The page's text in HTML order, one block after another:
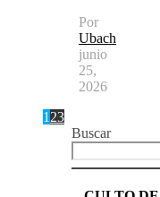
Por
Ubach
junio
25,
2026
1 23
Buscar